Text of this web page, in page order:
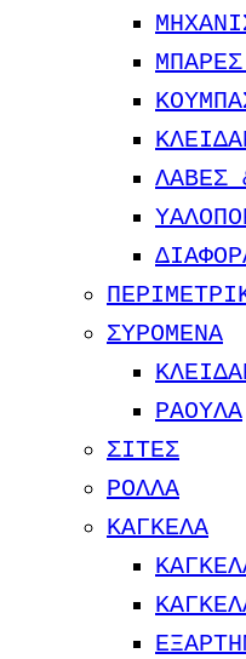
ΛΑΒΕΣ
ΣΥΡΟΜΕΝΑ
ΡΑΟΥΛΑ
ΣΙΤΕΣ
ΡΟΛΛΑ
ΚΑΓΚΕΛΑ